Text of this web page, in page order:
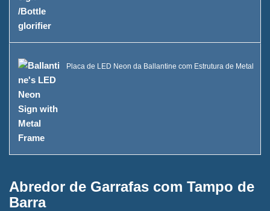
Entre em contato conosco
Placa de LED Neon da Ballantine com Estrutura de Metal
Abredor de Garrafas com Tampo de
Barra